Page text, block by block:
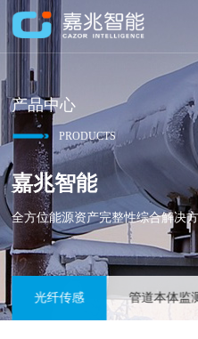
产品中心
PRODUCTS
嘉兆智能
全方位能源资产完整性综合解决
光纤传感 管道本体监